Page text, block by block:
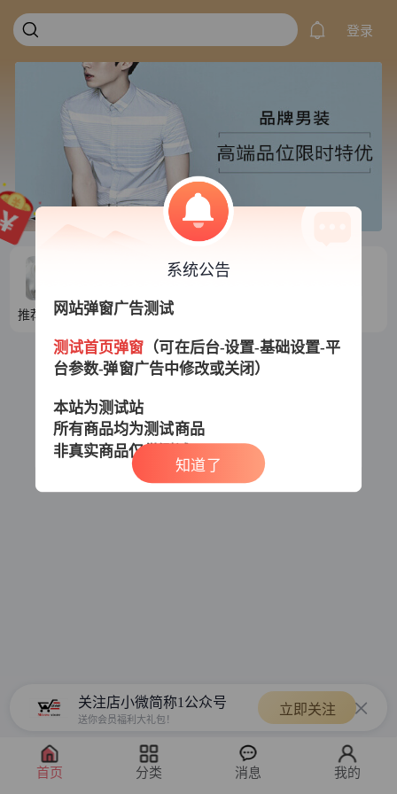
登录
推荐目录1 推荐目录2 推荐目录3
关注店小微简称1公众号
送你会员福利大礼包！
立即关注
系统公告
网站弹窗广告测试
测试首页弹窗 （可在后台-设置-基础设置-平
台参数-弹窗广告中修改或关闭）
本站为测试站
所有商品均为测试商品
非真实商品仅供测试
知道了
首页 分类 消息 我的